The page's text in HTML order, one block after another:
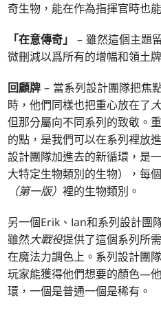
奇生物，能在作為指揮官時也
「在意傳奇」
– 雖然這個主題
微刪減以爲所有的增幅和領土
回顧牌 – 當系列設計團隊把焦
時，他們同樣也把重心放在了
但那分屬向不同系列的致敬。
的點，是我們可以在系列裡放
設計團隊加進去的新循環，是
大特定生物類別的生物），每
（第一版）裡的生物類別。
另一個Erik、Ian和系列設計團
雖然大戰役提供了這個系列所
在魔法力調色上。系列設計團
玩家能獲得他們想要的顏色—
環，一個是普通一個是稀有。